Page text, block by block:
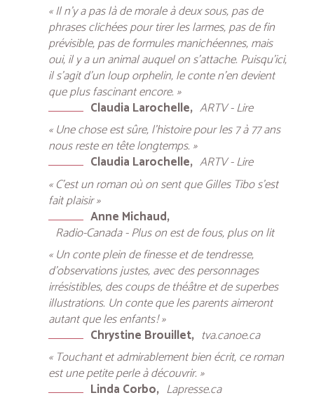
« Il n’y a pas là de morale à deux sous, pas de
phrases clichées pour tirer les larmes, pas de fin
prévisible, pas de formules manichéennes, mais
oui, il y a un animal auquel on s’attache. Puisqu’ici,
il s’agit d’un loup orphelin, le conte n’en devient
que plus fascinant encore. »
Claudia Larochelle ARTV - Lire
« Une chose est sûre, l’histoire pour les 7 à 77 ans
nous reste en tête longtemps. »
Claudia Larochelle ARTV - Lire
« C’est un roman où on sent que Gilles Tibo s’est
fait plaisir »
Anne Michaud
Radio-Canada - Plus on est de fous, plus on lit
« Un conte plein de finesse et de tendresse,
d’observations justes, avec des personnages
irrésistibles, des coups de théâtre et de superbes
illustrations. Un conte que les parents aimeront
autant que les enfants ! »
Chrystine Brouillet tva.canoe.ca
« Touchant et admirablement bien écrit, ce roman
est une petite perle à découvrir. »
Linda Corbo Lapresse.ca